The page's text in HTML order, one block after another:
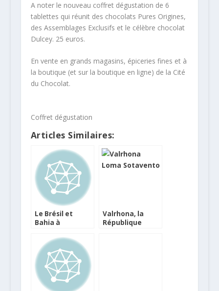
A noter le nouveau coffret dégustation de 6
tablettes qui réunit des chocolats Pures Origines,
des Assemblages Exclusifs et le célèbre chocolat
Dulcey. 25 euros.
En vente en grands magasins, épiceries fines et à
la boutique (et sur la boutique en ligne) de la Cité
du Chocolat.
Coffret dégustation
Articles Similaires:
Le Brésil et
Bahia à
chocolat Macaé
de Valrhona
Valrhona, la
République